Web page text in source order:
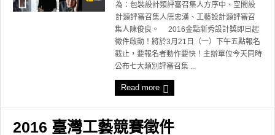
為：包裝設計類評審召集人方序中、空間設
計類評審召集人唐忠漢、工藝設計類評審召
集人陳俊良。 2016金點新秀設計獎即日起
徵件啟動！將於3月21日（一）下午五點報名
截止，要報名者動作要快！主辦單位今天同時
公布七大類別評審召集 ...
Read more
2016 臺灣工藝競賽徵件